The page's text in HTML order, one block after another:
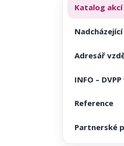
Katalog akcí
Adresář
INFO –
Reference
Partnerské